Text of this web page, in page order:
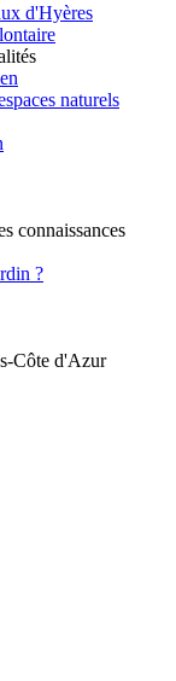
d'Hyères
naturels
connaissances
?
Côte d'Azur